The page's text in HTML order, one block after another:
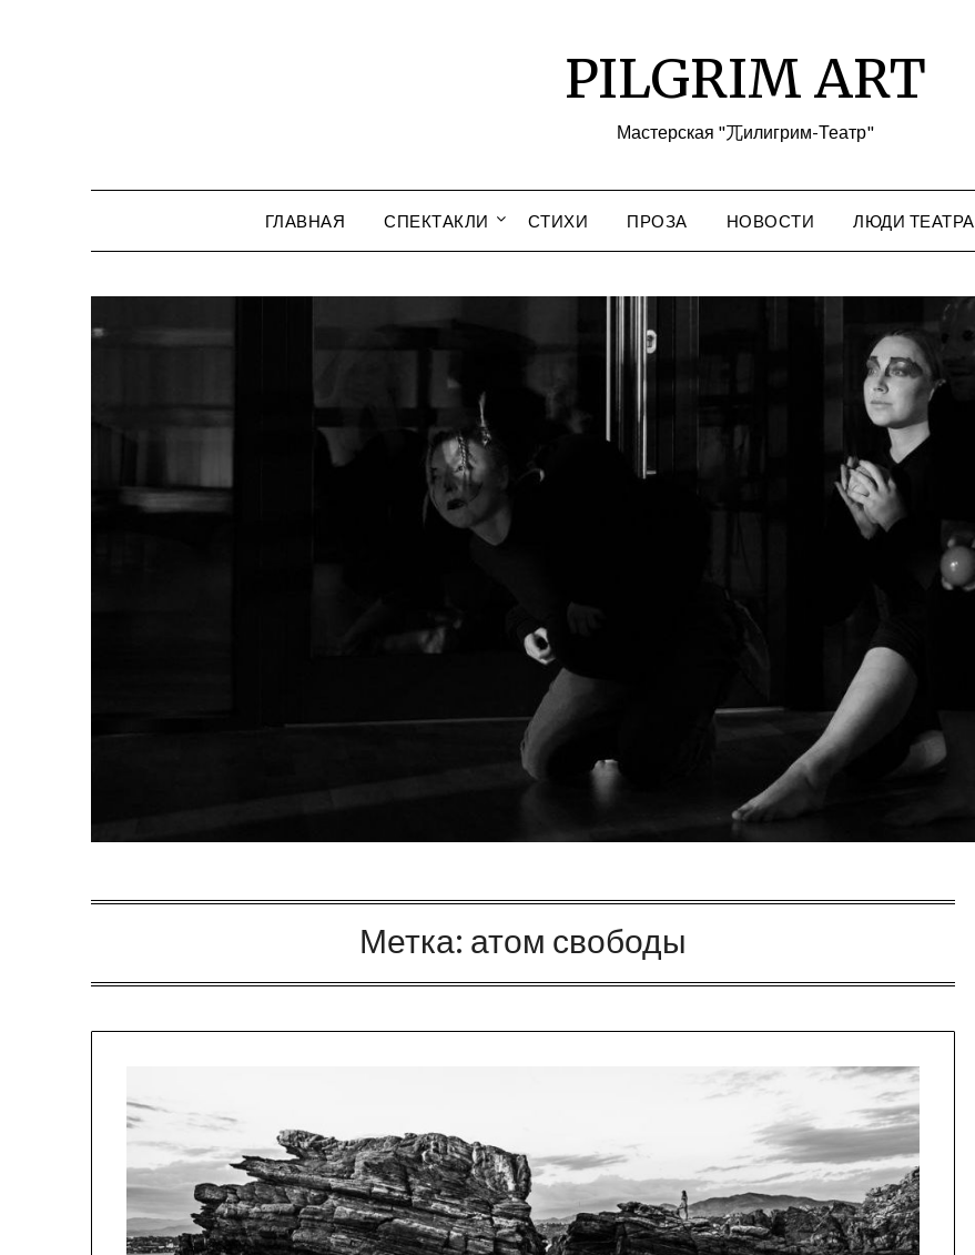
PILGRIM ART
Мастерская "兀илигрим-Театр"
ГЛАВНАЯ СПЕКТАКЛИ СТИХИ ПРОЗА НОВОСТИ ЛЮДИ ТЕАТРА
Метка: атом свободы